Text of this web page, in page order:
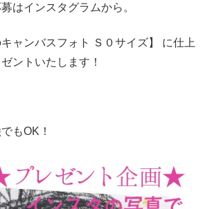
はインスタグラムから。
キャンバスフォト Ｓ０サイズ】 に仕上
ントいたします！
もOK！